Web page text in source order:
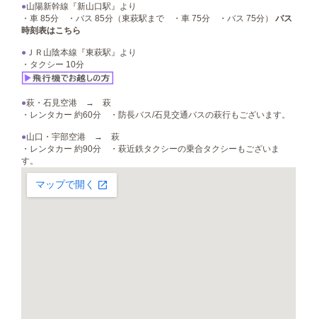
●山陽新幹線『新山口駅』より
・車 85分 ・バス 85分（東萩駅まで ・車 75分 ・バス 75分） バス
時刻表はこちら
● ＪＲ山陰本線『東萩駅』より
・タクシー 10分
●萩・石見空港 → 萩
・レンタカー 約60分 ・防長バス/石見交通バスの萩行もございます。
●山口・宇部空港 → 萩
・レンタカー 約90分 ・萩近鉄タクシーの乗合タクシーもございま
す。